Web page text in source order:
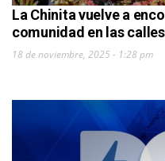
La Chinita vuelve a
comunidad en las calles
18 de noviembre, 2025 - 1:28 pm